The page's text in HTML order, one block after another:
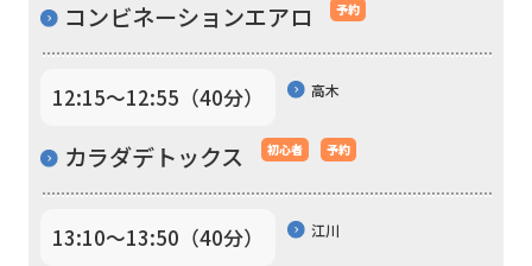
コンビネーションエアロ 予約
12:15〜12:55（40分） 高木
カラダデトックス 初心者 予約
13:10〜13:50（40分） 江川
automatically
translated
into
English.
Click
link